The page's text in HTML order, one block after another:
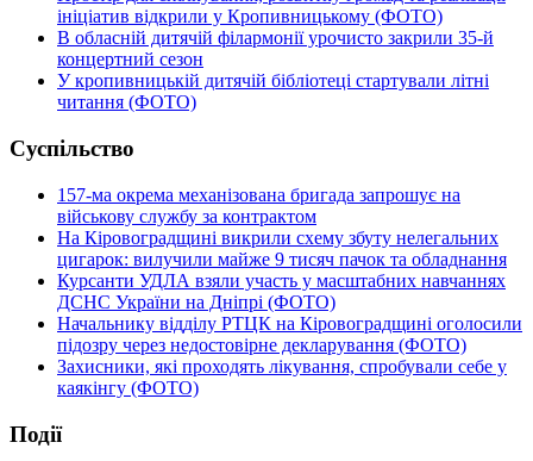
ініціатив відкрили у Кропивницькому (ФОТО)
В обласній дитячій філармонії урочисто закрили 35-й
концертний сезон
У кропивницькій дитячій бібліотеці стартували літні
читання (ФОТО)
Суспільство
157-ма окрема механізована бригада запрошує на
військову службу за контрактом
На Кіровоградщині викрили схему збуту нелегальних
цигарок: вилучили майже 9 тисяч пачок та обладнання
Курсанти УДЛА взяли участь у масштабних навчаннях
ДСНС України на Дніпрі (ФОТО)
Начальнику відділу РТЦК на Кіровоградщині оголосили
підозру через недостовірне декларування (ФОТО)
Захисники, які проходять лікування, спробували себе у
каякінгу (ФОТО)
Події